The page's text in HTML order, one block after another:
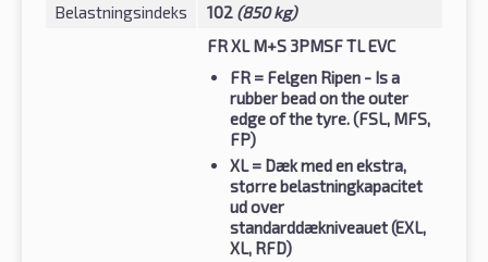
Belastningsindeks
102 (850 kg)
FR XL M+S 3PMSF TL EVC
FR = Felgen Ripen - Is a
rubber bead on the outer
edge of the tyre. (FSL, MFS,
FP)
XL= Dæk med en ekstra,
større belastningkapacitet
ud over
standarddækniveauet (EXL,
XL, RFD)